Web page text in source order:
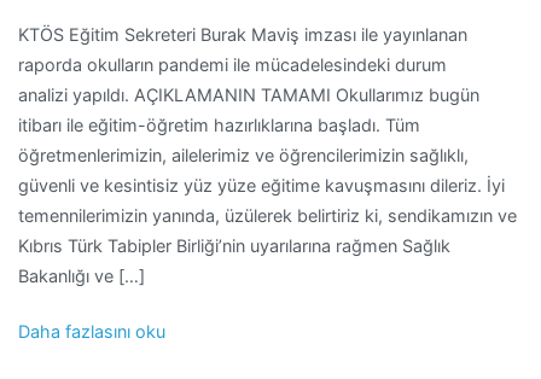
KTÖS Eğitim Sekreteri Burak Maviş imzası ile yayınlanan
raporda okulların pandemi ile mücadelesindeki durum
analizi yapıldı. AÇIKLAMANIN TAMAMI Okullarımız bugün
itibarı ile eğitim-öğretim hazırlıklarına başladı. Tüm
öğretmenlerimizin, ailelerimiz ve öğrencilerimizin sağlıklı,
güvenli ve kesintisiz yüz yüze eğitime kavuşmasını dileriz. İyi
temennilerimizin yanında, üzülerek belirtiriz ki, sendikamızın ve
Kıbrıs Türk Tabipler Birliği’nin uyarılarına rağmen Sağlık
Bakanlığı ve […]
Daha fazlasını oku